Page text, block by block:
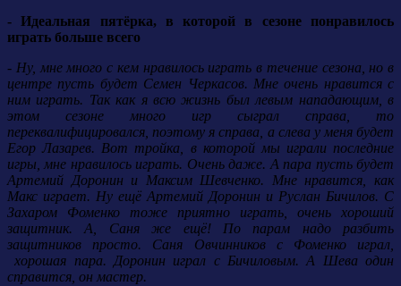
- Идеальная пятёрка, в которой в сезоне понравилось
играть больше всего
- Ну, мне много с кем нравилось играть в течение сезона, но в
центре пусть будет Семен Черкасов. Мне очень нравится с
ним играть. Так как я всю жизнь был левым нападающим, в
этом сезоне много игр сыграл справа, то
переквалифицировался, поэтому я справа, а слева у меня будет
Егор Лазарев. Вот тройка, в которой мы играли последние
игры, мне нравилось играть. Очень даже. А пара пусть будет
Артемий Доронин и Максим Шевченко. Мне нравится, как
Макс играет. Ну ещё Артемий Доронин и Руслан Бичилов. С
Захаром Фоменко тоже приятно играть, очень хороший
защитник. А, Саня же ещё! По парам надо разбить
защитников просто. Саня Овчинников с Фоменко играл,
хорошая пара. Доронин играл с Бичиловым. А Шева один
справится, он мастер.